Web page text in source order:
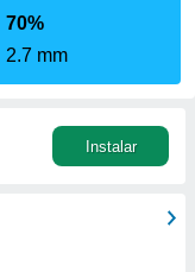
70%
2.7 mm
Instalar